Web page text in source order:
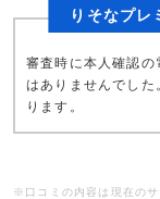
りそなプレ
審査時に本人確認
はありませんでした
ります。
※口コミの内容は現在のサ